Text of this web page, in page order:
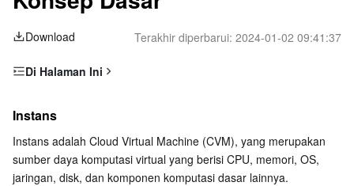
Enterprise Content Delivery Network
Anti-DDoS
Secure Content Delivery Network
Multiple Network Acceleration
Tencent Cloud Lighthouse
BM Cloud Physical Machine
Cloud GPU Service
CVM Dedicated Host
Edge Computing Machine
Komputasi Kinerja Tinggi
Batch Compute
Hyper Computing Cluster
Kontainer
Tencent Kubernetes Engine
Tencent Cloud Mesh
Awan terdistribusi
Cloud Dedicated Cluster
Microservice
Download Terakhir diperbarui: 2024-01-02 09:41:37
Di Halaman Ini
Jenis Instans
Citra
Cloud Block Storage
Instans
Instans adalah Cloud Virtual Machine (CVM), yang merupakan
sumber daya komputasi virtual yang berisi CPU, memori, OS,
jaringan, disk, dan komponen komputasi dasar lainnya.